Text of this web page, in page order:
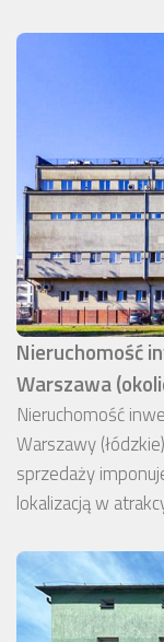
Nieruchomość
Warszawa
Nieruchomość
Warszawy
sprzedaży
lokalizacją w